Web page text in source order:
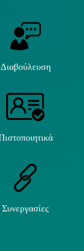
Διαβούλευση
Συνεργασίες